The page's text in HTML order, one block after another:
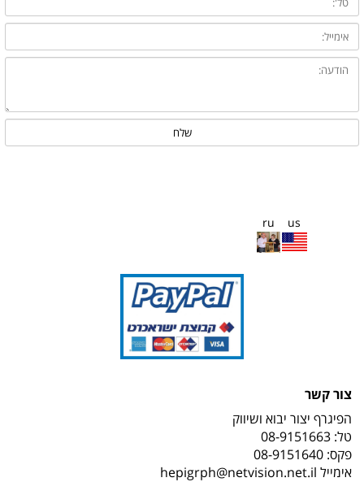
us
ru
צור קשר
הפיגרף יצור יבוא ושיווק
טל: 08-9151663
פקס: 08-9151640
אימייל hepigrph@netvision.net.il